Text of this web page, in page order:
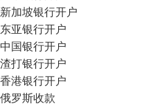
新加坡银行开户
东亚银行开户
中国银行开户
渣打银行开户
香港银行开户
俄罗斯收款